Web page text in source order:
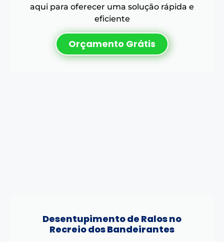
aqui para oferecer uma solução rápida e
eficiente
Orçamento Grátis
Desentupimento de Ralos no
Recreio dos Bandeirantes